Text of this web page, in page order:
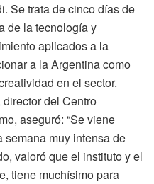
Se trata de cinco días de
de la tecnología y
aplicados a la
a la Argentina como
en el sector.
del Centro
aseguró: “Se viene
semana muy intensa de
valoró que el instituto y el
tiene muchísimo para